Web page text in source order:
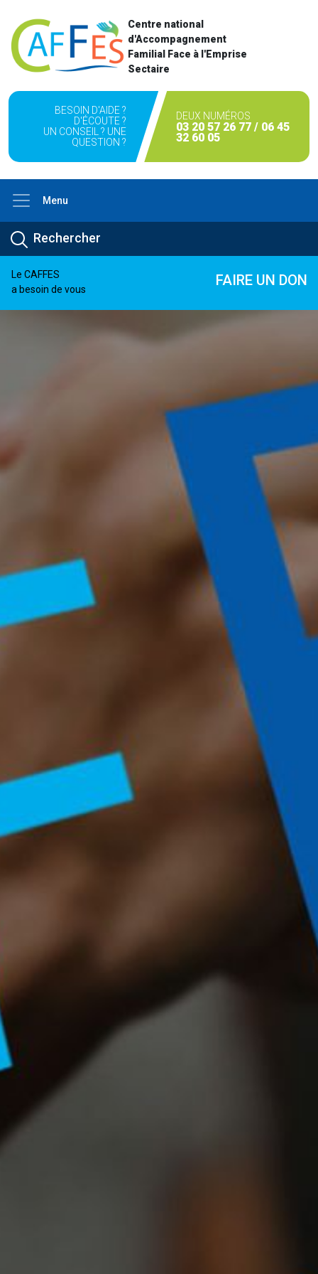
Centre national
d'Accompagnement
Familial Face à l'Emprise
Sectaire
BESOIN D'AIDE ?
D'ÉCOUTE ?
UN CONSEIL ? UNE
QUESTION ?
DEUX NUMÉROS
03 20 57 26 77 / 06 45
32 60 05
Menu
Le CAFFES
a besoin de vous
FAIRE UN DON